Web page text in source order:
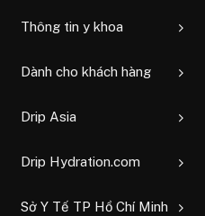
Thông tin y khoa
Dành cho khách hàng
Drip Asia
Drip Hydration.com
Sở Y Tế TP Hồ Chí Minh